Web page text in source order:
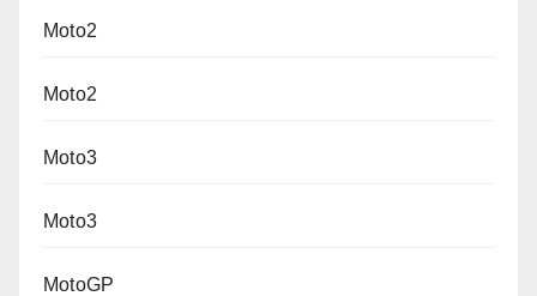
Moto2
Moto2
Moto3
Moto3
MotoGP